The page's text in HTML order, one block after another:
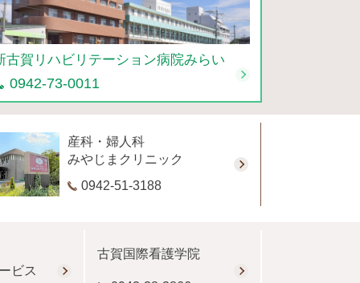
古賀リハビリテーション病院みらい
0942-73-0011
産科・婦人科
みやじまクリニック
0942-51-3188
ビス
古賀国際看護学院